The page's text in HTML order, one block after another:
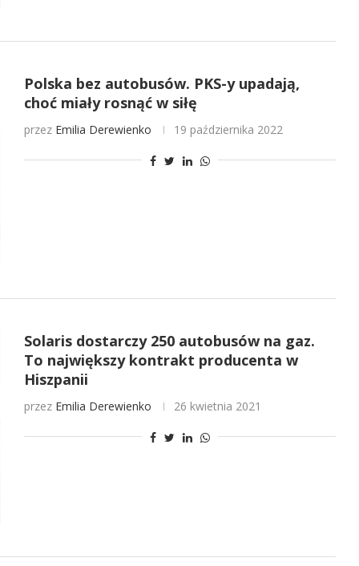
Polska bez autobusów. PKS-y upadają,
choć miały rosnąć w siłę
przez Emilia Derewienko 19 października 2022
Solaris dostarczy 250 autobusów na gaz.
To największy kontrakt producenta w
Hiszpanii
przez Emilia Derewienko 26 kwietnia 2021